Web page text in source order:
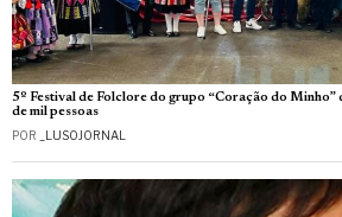
5º Festival de Folclore do grupo “Coração do Minho”
de mil pessoas
POR _LUSOJORNAL